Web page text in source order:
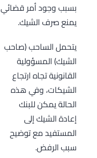
بسبب وجود أمر قضائي
يمنع صرف الشيك.
يتحمل الساحب (صاحب
الشيك) المسؤولية
القانونية تجاه ارتجاع
الشيكات، وفي هذه
الحالة يمكن للبنك
إعادة الشيك إلى
المستفيد مع توضيح
سبب الرفض.